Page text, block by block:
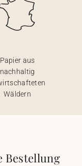
Papier aus
nachhaltig
Wäldern
Bestellung